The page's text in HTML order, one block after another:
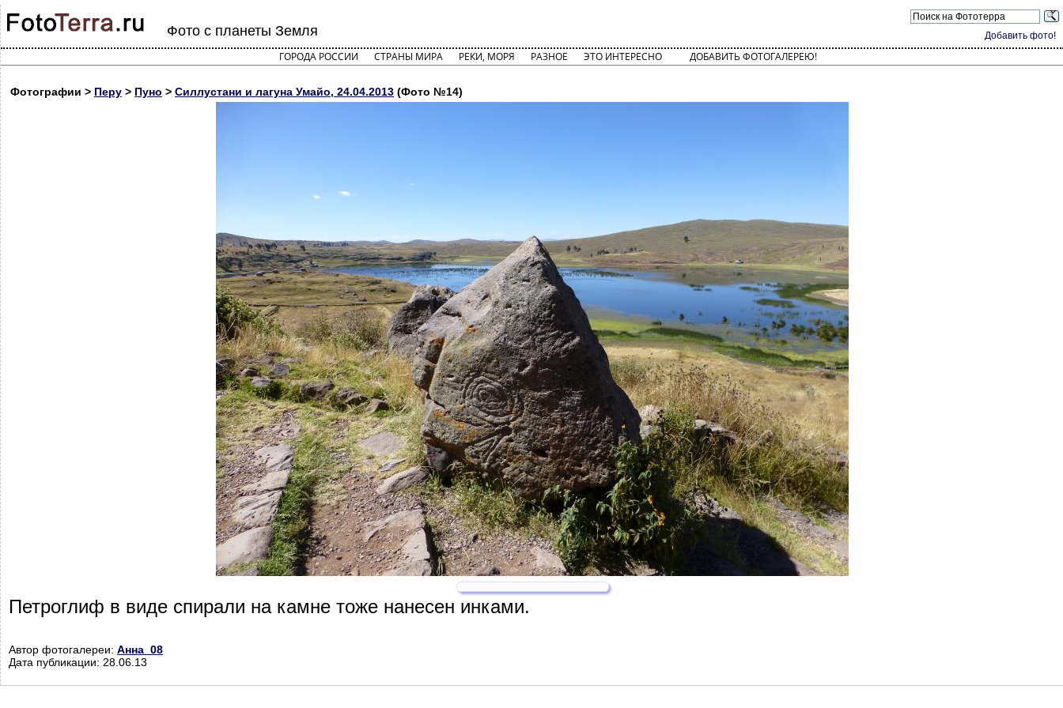
Добавить фото!
Фото с планеты Земля
ГОРОДА РОССИИ СТРАНЫ МИРА РЕКИ, МОРЯ РАЗНОЕ ЭТО ИНТЕРЕСНО ДОБАВИТЬ ФОТОГАЛЕРЕЮ!
Фотографии > Перу > Пуно > Силлустани и лагуна Умайо, 24.04.2013 (Фото №14)
Петроглиф в виде спирали на камне тоже нанесен инками.
Автор фотогалереи: Анна_08
Дата публикации: 28.06.13